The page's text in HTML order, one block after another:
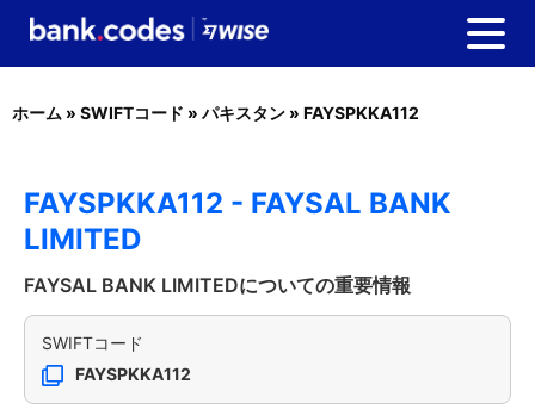
ホーム » SWIFTコード » パキスタン » FAYSPKKA112
FAYSPKKA112 - FAYSAL BANK
LIMITED
FAYSAL BANK LIMITEDについての重要情報
SWIFTコード
FAYSPKKA112